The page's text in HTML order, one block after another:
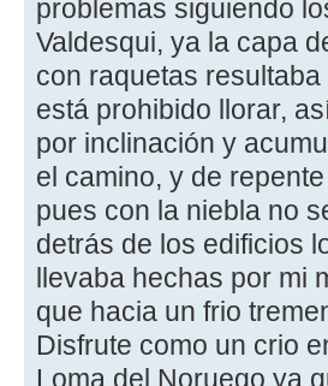
problemas siguiendo
Valdesqui, ya la capa
con raquetas
está prohibido llorar,
por inclinación y
el camino, y de
pues con la niebla no
detrás de los edificios
llevaba hechas por mi
que hacia un frio
Disfrute como un crio
Loma del Noruego ya